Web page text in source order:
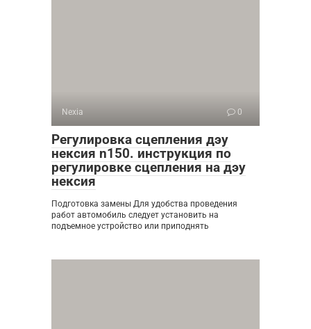
Nexia 0
Регулировка сцепления дэу
нексия n150. инструкция по
регулировке сцепления на дэу
нексия
Подготовка замены Для удобства проведения
работ автомобиль следует установить на
подъемное устройство или приподнять